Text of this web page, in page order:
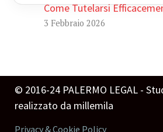
Come Tutelarsi
3 Febbraio 2026
© 2016-24 PALERMO LEGAL -
realizzato da millemila
Privacy & Cookie Policy